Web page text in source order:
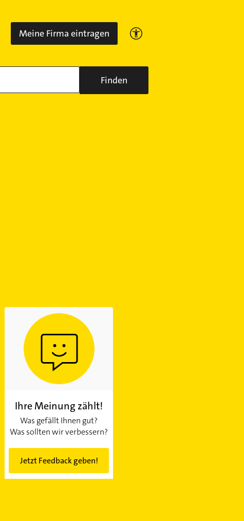
Meine Firma eintragen
Finden
Ihre Meinung zählt!
Was gefällt Ihnen gut?
Was sollten wir verbessern?
Jetzt Feedback geben!